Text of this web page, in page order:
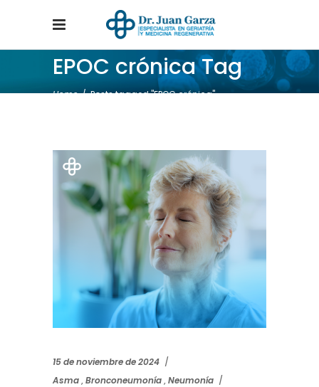
EPOC crónica Tag
Home/Posts tagged "EPOC crónica"
15 de noviembre de 2024
Asma,Bronconeumonía,Neumonía